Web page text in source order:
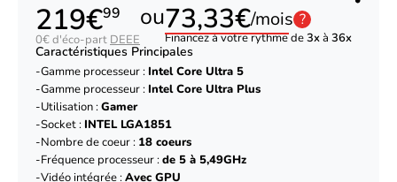
219€99
0€ d'éco-part DEEE
ou73,33€/mois ?
Financez à votre rythme de3xà 36x
Caractéristiques Principales
Gamme processeur : Intel Core Ultra 5
Gamme processeur : Intel Core Ultra Plus
Utilisation :Gamer
Socket : INTEL LGA1851
Nombre de coeur : 18 coeurs
Fréquence processeur :de 5 à 5,49GHz
Vidéo intégrée :Avec GPU